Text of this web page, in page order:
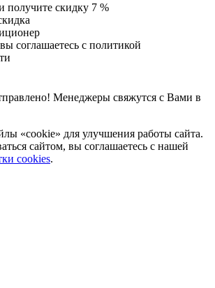
получите скидку 7 %
соглашаетесь с политикой
Менеджеры свяжутся с Вами в
«cookie» для улучшения работы сайта.
сайтом, вы соглашаетесь с нашей
cookies.